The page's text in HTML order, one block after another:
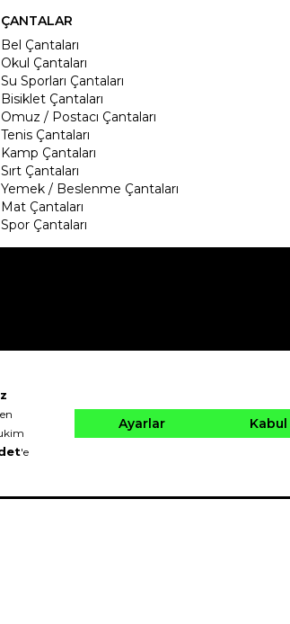
ÇANTALAR
Bel Çantaları
Okul Çantaları
Su Sporları Çantaları
Bisiklet Çantaları
Omuz / Postacı Çantaları
Tenis Çantaları
Kamp Çantaları
Sırt Çantaları
Yemek / Beslenme Çantaları
Mat Çantaları
Spor Çantaları